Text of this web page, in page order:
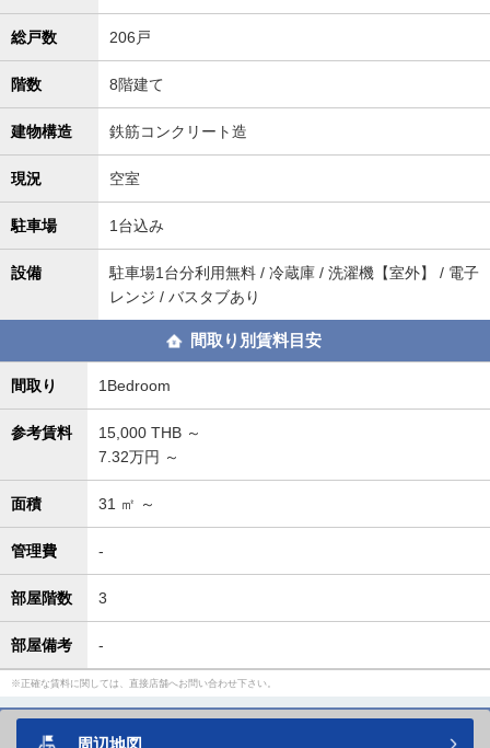
総戸数 206戸
階数 8階建て
建物構造 鉄筋コンクリート造
現況 空室
駐車場 1台込み
設備
駐車場1台分利用無料 / 冷蔵庫 / 洗濯機【室外】 / 電子
レンジ / バスタブあり
間取り別賃料目安
間取り 1Bedroom
参考賃料 15,000 THB ～
7.32万円 ～
面積 31 ㎡ ～
管理費 -
部屋階数 3
部屋備考 -
正確な賃料に関しては、直接店舗へお問い合わせ下さい。
周辺地図